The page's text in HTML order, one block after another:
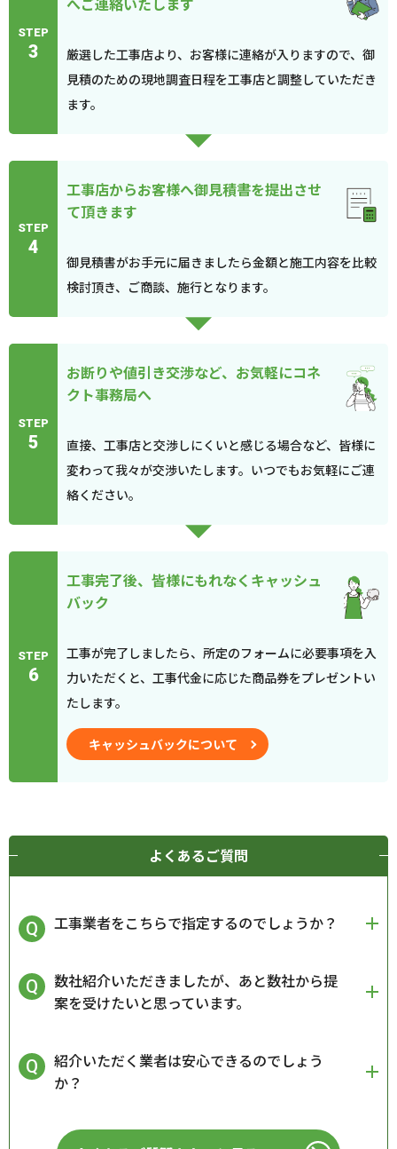
STEP
3
厳選した工事店より、お客様に連絡が入りますので、御
見積のための現地調査日程を工事店と調整していただき
ます。
STEP
4
工事店からお客様へ御見積書を提出させ
て頂きます
御見積書がお手元に届きましたら金額と施工内容を比較
検討頂き、ご商談、施行となります。
STEP
5
お断りや値引き交渉など、お気軽にコネ
クト事務局へ
直接、工事店と交渉しにくいと感じる場合など、皆様に
変わって我々が交渉いたします。いつでもお気軽にご連
絡ください。
STEP
6
工事完了後、皆様にもれなくキャッシュ
バック
工事が完了しましたら、所定のフォームに必要事項を入
力いただくと、工事代金に応じた商品券をプレゼントい
たします。
キャッシュバックについて
よくあるご質問
工事業者をこちらで指定するのでしょうか？
数社紹介いただきましたが、あと数社から提
案を受けたいと思っています。
紹介いただく業者は安心できるのでしょう
か？